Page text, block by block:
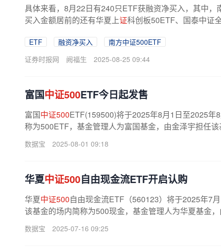
具体来看，8月22日有240只ETF获融资净买入，其中，
买入金额居前的还有华夏上证科创板50ETF、国泰中证
ETF 融资净买入
南方中证500ETF
证券时报网
阙福生 2025-08-25 09:44
富国中证500ETF今日起发售
富国中证500ETF(159500)将于2025年8月1日至2025
称为500ETF，基金管理人为富国基金，由金泽宇担任
数据宝 2025-08-01 09:18
华夏中证500自由现金流ETF开启认购
华夏中证500自由现金流ETF（560123）将于2025年7
该基金的场内简称为500现金，基金管理人为华夏基金
数据宝 2025-07-16 09:25